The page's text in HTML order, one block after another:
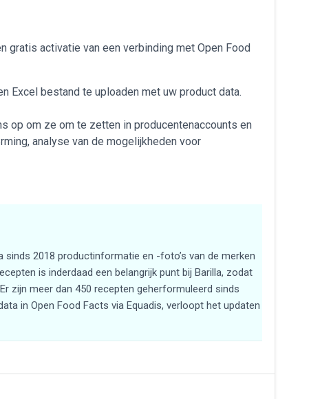
gratis activatie van een verbinding met Open Food
Excel bestand te uploaden met uw product data.
op om ze om te zetten in producentenaccounts en
analyse van de mogelijkheden voor
2018 productinformatie en -foto’s van de merken
is inderdaad een belangrijk punt bij Barilla, zodat
zijn meer dan 450 recepten geherformuleerd sinds
in Open Food Facts via Equadis, verloopt het updaten